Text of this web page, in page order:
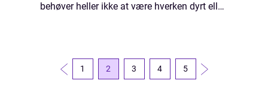
behøver heller ikke at være hverken dyrt eller
1 2 3 4 5